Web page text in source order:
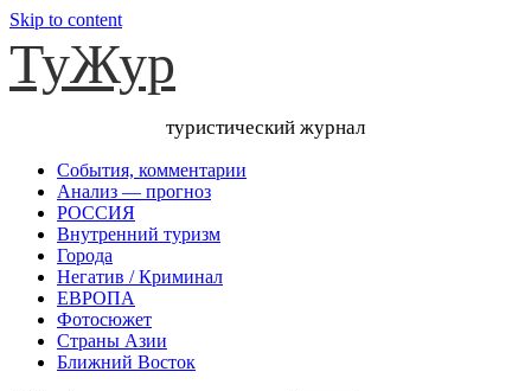
Skip to content
ТуЖур
туристический журнал
События, комментарии
Анализ — прогноз
РОССИЯ
Внутренний туризм
Города
Негатив / Криминал
ЕВРОПА
Фотосюжет
Страны Азии
Ближний Восток